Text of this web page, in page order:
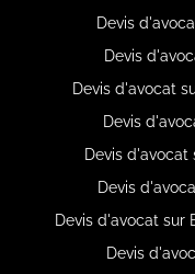
Devis
Devis
Devis d'avocat
Devis
Devis
Devis
Devis d'avocat sur
Devis